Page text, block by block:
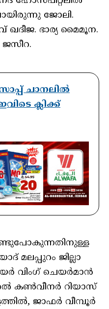
ജോലി.
ഖദീജ. ഭാര്യ മൈമൂന.
ചാനലിൽ
ക്ലിക്ക്
മലപ്പുറം ജില്ലാ
വിംഗ് ചെയര്‍മാന്‍
കണ്‍വീനര്‍ റിയാസ്
ജാഫര്‍ വീമ്പൂര്‍